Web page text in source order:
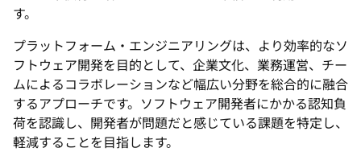
す。
プラットフォーム・エンジニアリングは、より効率的なソ
フトウェア開発を目的として、企業文化、業務運営、チー
ムによるコラボレーションなど幅広い分野を総合的に融合
するアプローチです。ソフトウェア開発者にかかる認知負
荷を認識し、開発者が問題だと感じている課題を特定し、
軽減することを目指します。